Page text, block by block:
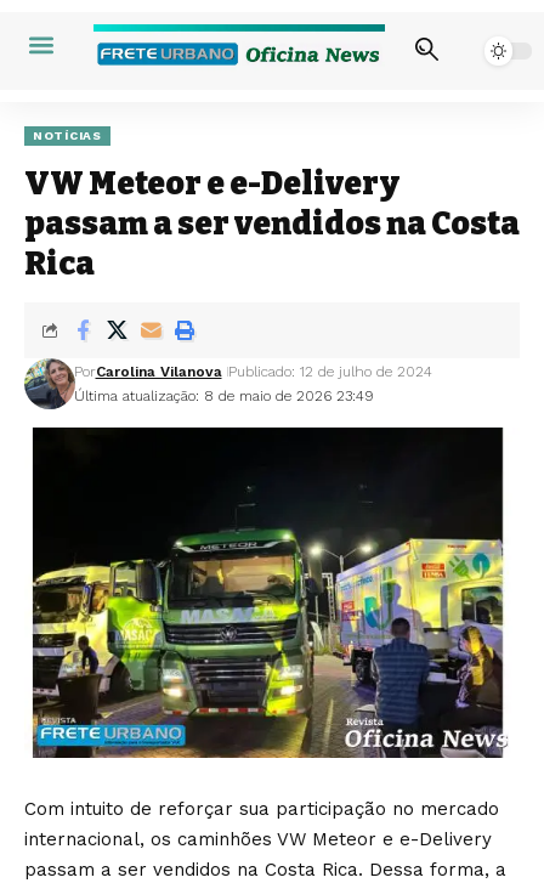
NOTÍCIAS
VW Meteor e e-Delivery
passam a ser vendidos na Costa
Rica
Última atualização: 8 de maio de 2026 23:49
PorCarolina Vilanova Publicado: 12 de julho de 2024
Com intuito de reforçar sua participação no mercado
internacional, os caminhões VW Meteor e e-Delivery
passam a ser vendidos na Costa Rica. Dessa forma, a